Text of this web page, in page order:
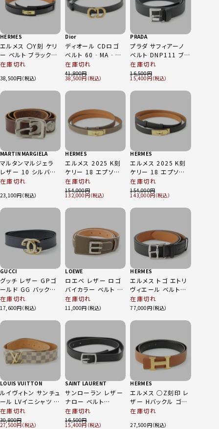
HERMES
エルメス 〇Y刻 ケリ
ー ベルト ブラック
75
在庫切れ
38,500
Dior
ディオール CDロゴ
ベルト 60‐MA‐
0290 ブラック ゴー
ルド 80
在庫切れ
41,800
38,500
PRADA
プラダ サフィアーノ
ベルト DNP111 ブラ
ック シルバー金具
34/85
在庫切れ
16,500
15,400
MARTIN MARGIELA
マルタンマルジェラ
レザー 10 シルバー
在庫切れ
23,100
HERMES
エルメス 2025 K刻
ケリー 18 エプソン
ゴールド金具 ベルト
エトゥープ
在庫切れ
154,000
132,000
HERMES
エルメス 2025 K刻
ケリー 18 エプソン
ゴールド金具 ベルト
ブラック
在庫切れ
154,000
143,000
GUCCI
グッチ レザー GPゴ
ールド GG バックル
ベルト ネイビー
在庫切れ
17,600
LOEWE
ロエベ レザー ロゴ
バイカラー ベルト カ
ーキ×ピンク 34-85
在庫切れ
11,000
HERMES
エルメス トゴ エトリ
ヴィエール ベルト
□R刻印 ノワール 90
在庫切れ
77,000
LOUIS VUITTON
ルイヴィトン サンチュ
ール LVイニシャツ ダ
ミエアズール ベルト
ロゴ ホワイト
在庫切れ
30,800
27,500
SAINT LAURENT
サンローラン レザー
ナロー ベルト
593303 ブラック
在庫切れ
16,500
15,400
HERMES
エルメス ○Z刻印 レ
ザー Hバックル ゴー
ルド金具 ベルト ブラ
在庫切れ
27,500